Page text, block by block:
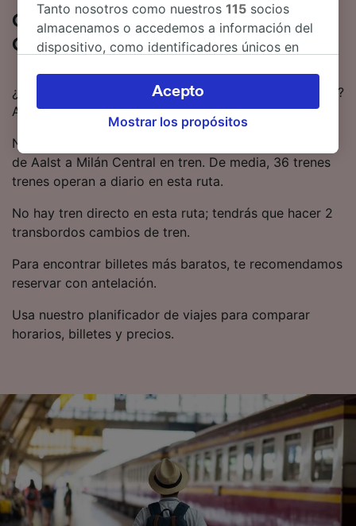
Cómo es el viaje de Aalst a Milán
Central en tren
¿Estás pensando en ir en tren de Aalst a Milán Central?
Aquí tienes toda la información.
Normalmente se tardan 15 horas 22 minutos en viajar
de Aalst a Milán Central en tren. De media, 36 trenes
trenes operan a diario en esta ruta.
No hay tren directo en esta ruta; tendrás que hacer 2
transbordos cambios de tren.
Para encontrar billetes más baratos, te recomendamos
reservar con antelación.
Usa nuestro planificador de viajes para comparar
horarios, billetes y precios.
Tanto nosotros como nuestros115 socios
almacenamos o accedemos a información del
dispositivo, como identificadores únicos en
Puedes aceptar o administrar tus preferencias
haciendo clic abajo, incluido el derecho de
oposición en función de tu interés legítimo o,
de la política de privacidad. Tus preferencias
se notificarán a nuestros socios y no
datos no se utilizarán con fines de rastreo si
no nos has dado consentimiento para ello.
Tanto nosotros como nuestros asociados
tratamos los datos para proporcionar:
Utilizar datos de localización geográfica
precisa. Analizar activamente las
características del dispositivo para su
publicidad y contenido, investigación de
audiencia y desarrollo de servicios.
Lista de asociados (proveedores)
Mostrar los propósitos
Acepto